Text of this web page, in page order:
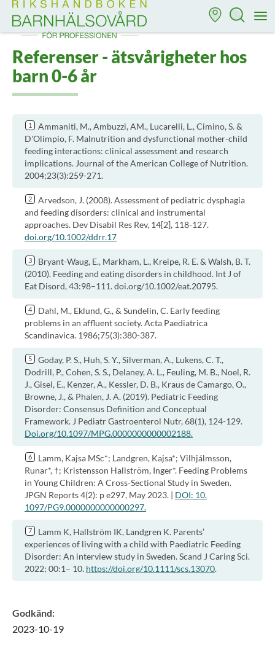
Till startsidan för Rikshandboken i barnhälsovård
Referenser - ätsvårigheter hos
barn 0-6 år
Ammaniti, M., Ambuzzi, AM., Lucarelli, L., Cimino, S. &
D'Olimpio, F. Malnutrition and dysfunctional mother-child
feeding interactions: clinical assessment and research
implications. Journal of the American College of Nutrition.
2004;23(3):259-271.
Arvedson, J. (2008). Assessment of pediatric dysphagia
and feeding disorders: clinical and instrumental
approaches. Dev Disabil Res Rev, 14[2], 118-127.
doi.org/10.1002/ddrr.17
Bryant-Waug, E., Markham, L., Kreipe, R. E. & Walsh, B. T.
(2010). Feeding and eating disorders in childhood. Int J of
Eat Disord, 43:98–111. doi.org/10.1002/eat.20795.
Dahl, M., Eklund, G., & Sundelin, C. Early feeding
problems in an affluent society. Acta Paediatrica
Scandinavica. 1986;75(3):380-387.
Goday, P. S., Huh, S. Y., Silverman, A., Lukens, C. T.,
Dodrill, P., Cohen, S. S., Delaney, A. L., Feuling, M. B., Noel, R.
J., Gisel, E., Kenzer, A., Kessler, D. B., Kraus de Camargo, O.,
Browne, J., & Phalen, J. A. (2019). Pediatric Feeding
Disorder: Consensus Definition and Conceptual
Framework. J Pediatr Gastroenterol Nutr, 68(1), 124-129.
Doi.org/10.1097/MPG.0000000000002188.
Lamm, Kajsa MSc*; Landgren, Kajsa*; Vilhjálmsson,
Runar*, †; Kristensson Hallström, Inger*. Feeding Problems
in Young Children: A Cross-Sectional Study in Sweden.
JPGN Reports 4(2): p e297, May 2023. | DOI: 10.
1097/PG9.0000000000000297.
Lamm K, Hallström IK, Landgren K. Parents’
experiences of living with a child with Paediatric Feeding
Disorder: An interview study in Sweden. Scand J Caring Sci.
2022; 00:1– 10. https://doi.org/10.1111/scs.13070.
Godkänd:
2023-10-19